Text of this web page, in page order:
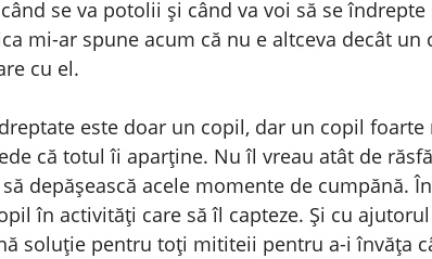
se va potolii și când va voi să se îndrepte
mi-ar spune acum că nu e altceva decât
cu el.
este doar un copil, dar un copil
că totul îi aparține. Nu îl vreau atât de
depășească acele momente de cumpănă.
în activități care să îl capteze. Și cu
soluție pentru toți mititeii pentru a-i învăța